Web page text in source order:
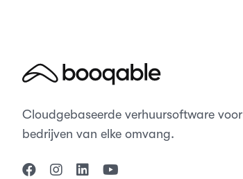
Cloudgebaseerde verhuursoftware voor
bedrijven van elke omvang.